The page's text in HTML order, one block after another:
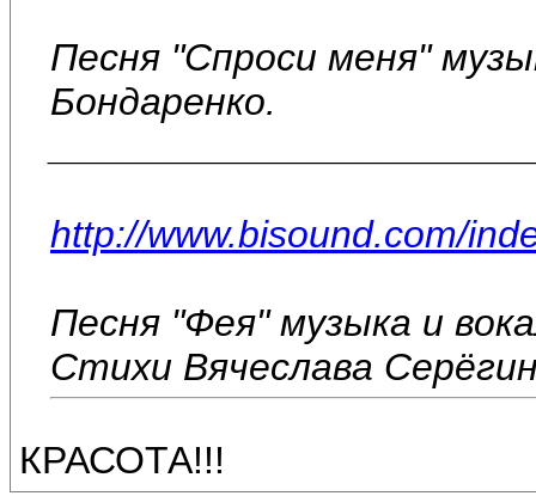
Песня "Спроси меня"
Бондаренко.
http://www.bisound.com/
Песня "Фея" музыка и
Стихи Вячеслава
КРАСОТА!!!